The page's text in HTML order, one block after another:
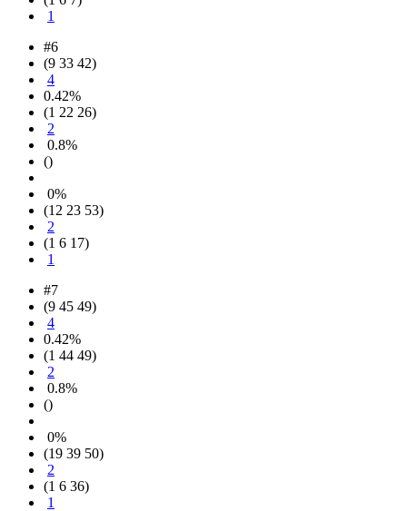
1
#6
(9 33 42)
4
0.42%
(1 22 26)
2
0.8%
()
0%
(12 23 53)
2
(1 6 17)
1
#7
(9 45 49)
4
0.42%
(1 44 49)
2
0.8%
()
0%
(19 39 50)
2
(1 6 36)
1